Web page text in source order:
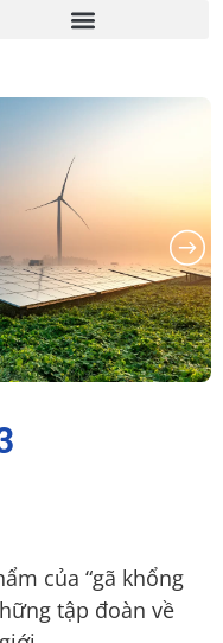
của “gã khổng
tập đoàn về